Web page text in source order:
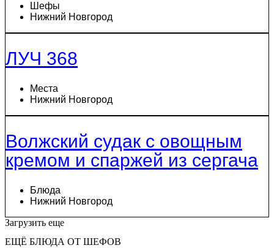
Шефы
Нижний Новгород
ЛУЧ 368
Места
Нижний Новгород
Волжский судак с овощным
кремом и спаржей из сергача
Блюда
Нижний Новгород
Загрузить еще
ЕЩЁ БЛЮДА ОТ ШЕФОВ